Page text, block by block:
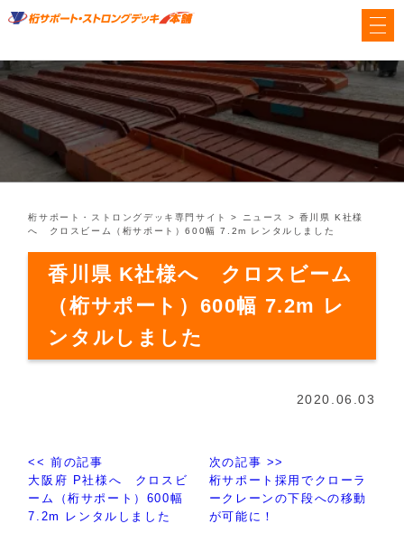
桁サポート・ストロングデッキ専門サイト > ニュース > 香川県 K社様
へ クロスビーム（桁サポート）600幅 7.2m レンタルしました
香川県 K社様へ クロスビーム
（桁サポート）600幅 7.2m レ
ンタルしました
2020.06.03
<< 前の記事
大阪府 P社様へ クロスビ
ーム（桁サポート）600幅
7.2m レンタルしました
次の記事 >>
桁サポート採用でクローラ
ークレーンの下段への移動
が可能に！